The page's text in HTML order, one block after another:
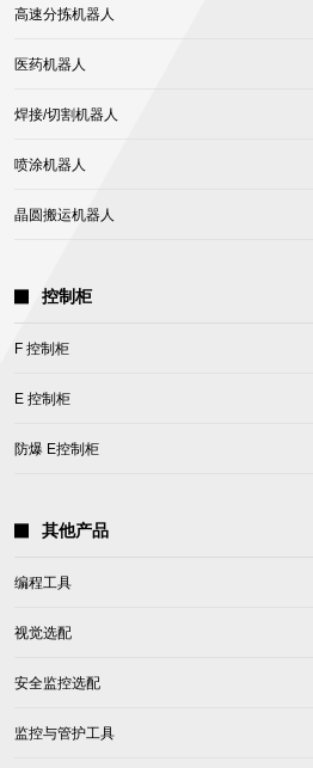
高速分拣机器人
医药机器人
焊接/切割机器人
喷涂机器人
晶圆搬运机器人
控制柜
F 控制柜
E 控制柜
防爆 E控制柜
其他产品
编程工具
视觉选配
安全监控选配
监控与管护工具